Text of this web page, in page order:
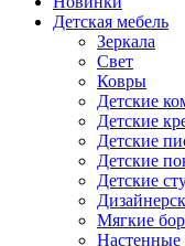
Детская мебель
Зеркала
Свет
Ковры
Детские
Детские
Детские
Детские
Детские
Мягкие
Настенные